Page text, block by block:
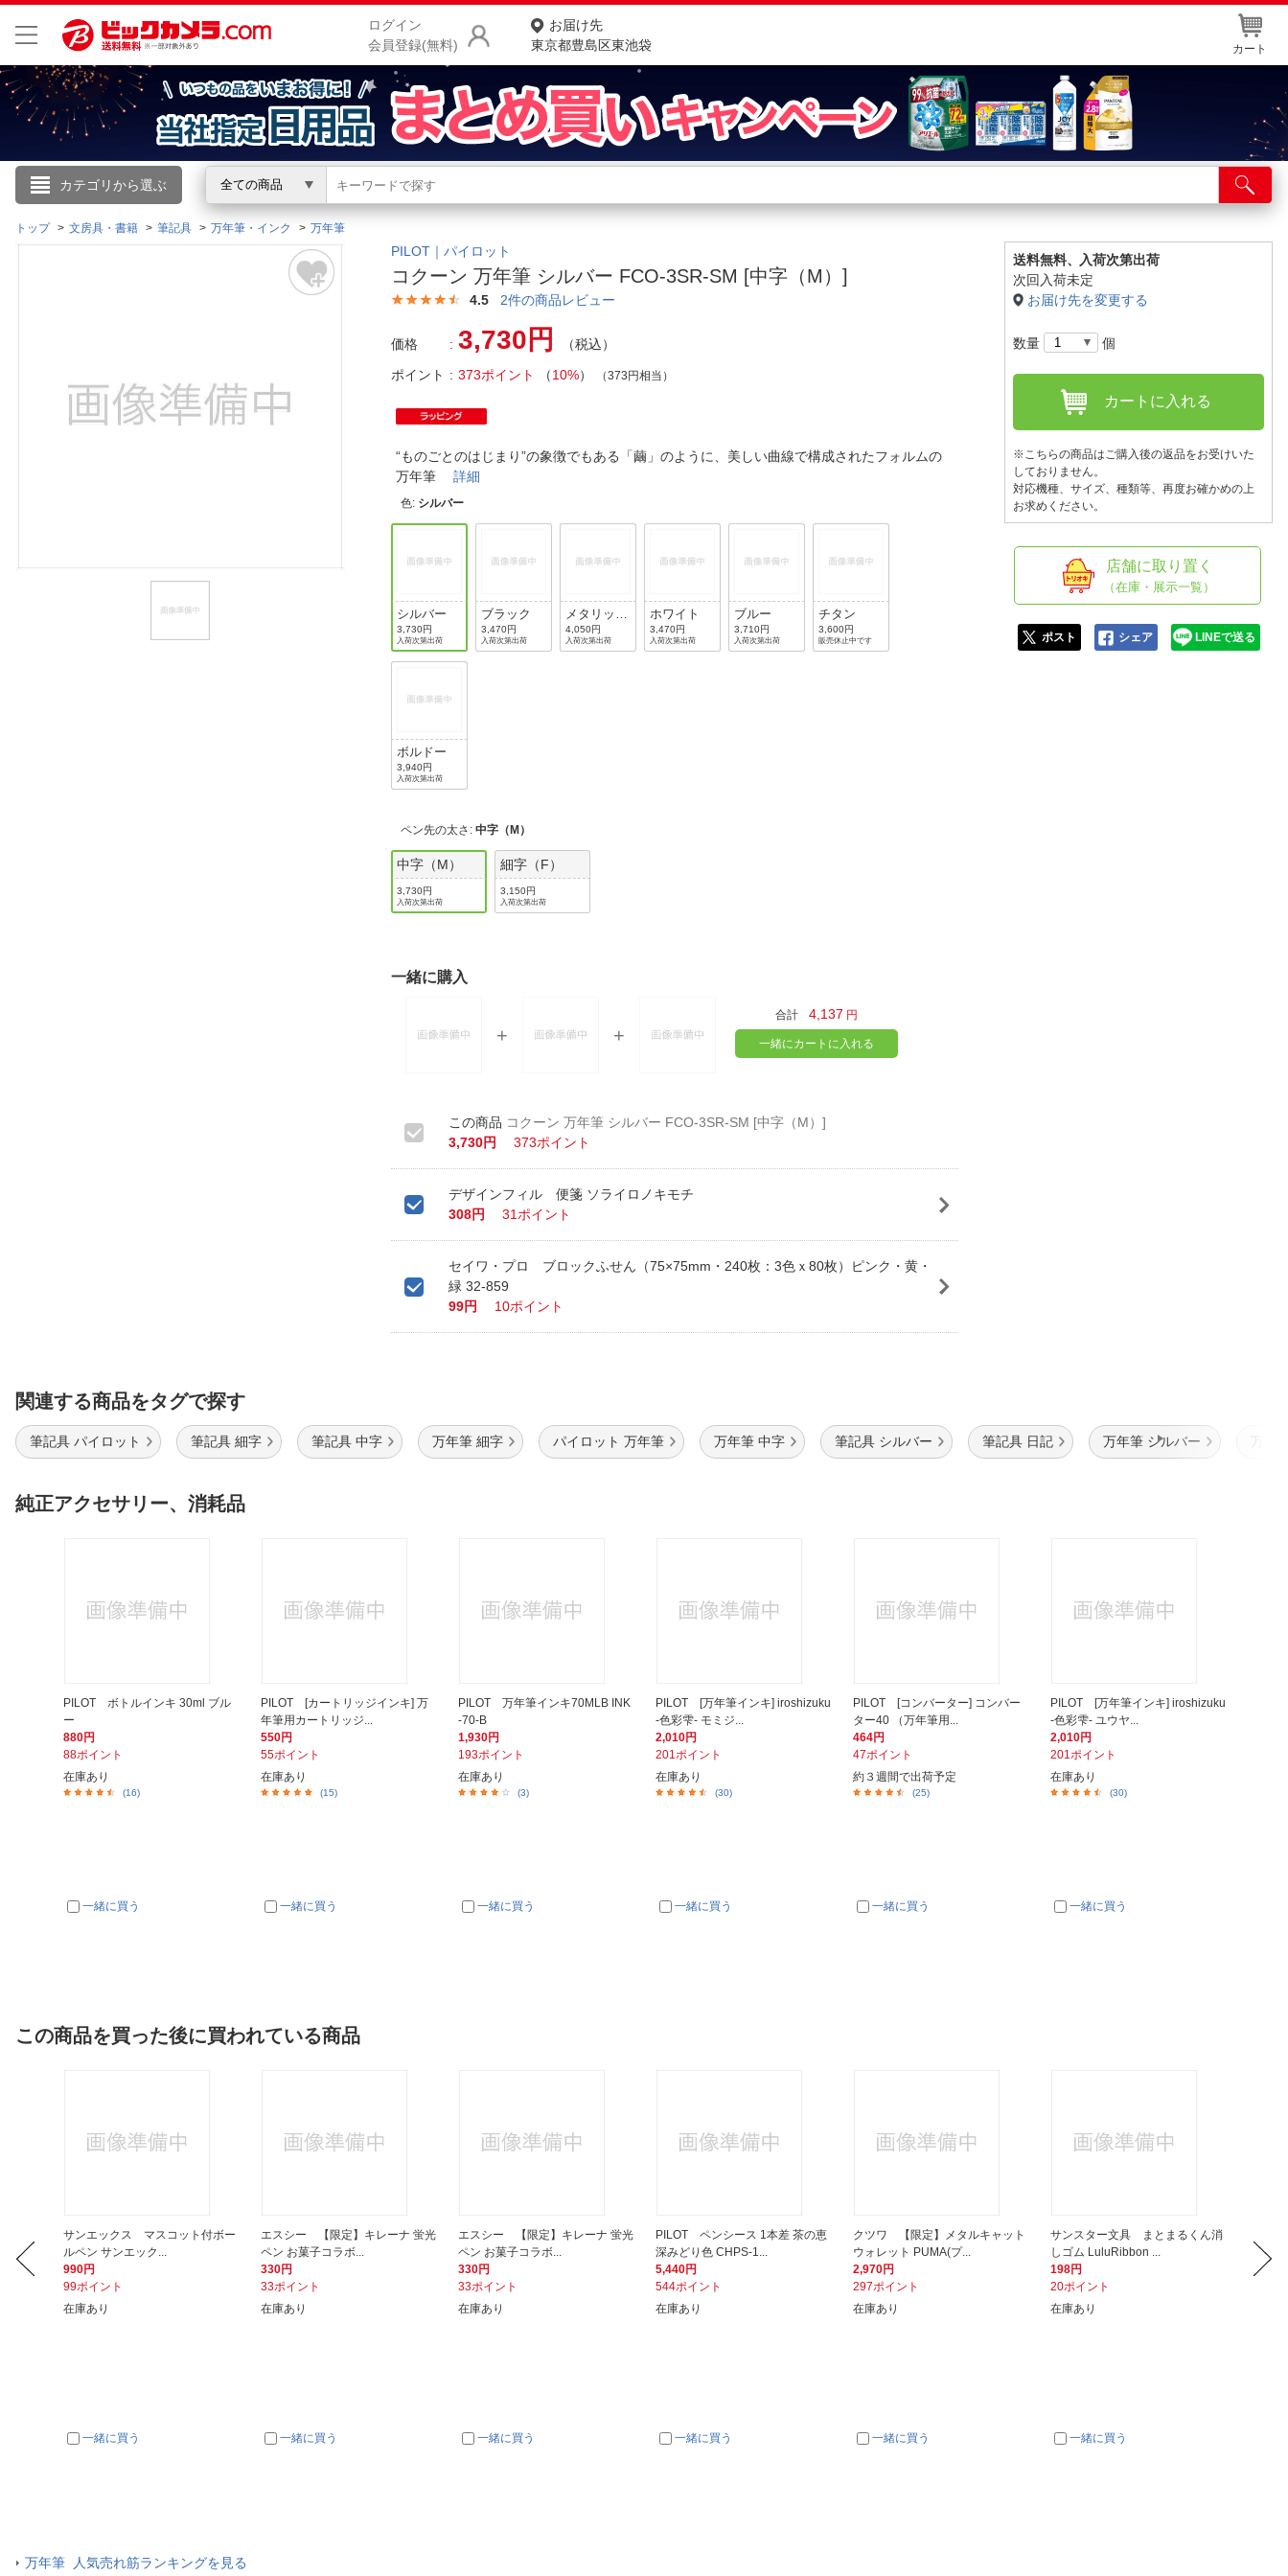
ログイン
会員登録(無料)
お届け先
東京都豊島区東池袋
カート
カテゴリから選ぶ 全ての商品
こんにちは
ログイン
閲覧履歴
商品をさがす
ランキングからさがす
カテゴリ一覧からさがす
お客様サポート
店舗サービス
ネット取り置き
店舗情報・店舗一覧
IR情報
トップ 文房具・書籍 筆記具 万年筆・インク 万年筆
PILOT｜パイロット
コクーン 万年筆 シルバー FCO-3SR-SM [中字（M）]
4.5 2件の商品レビュー
価格 3,730円
（税込）
ポイント
373ポイント （10%） （373円相当）
“ものごとのはじまり”の象徴でもある「繭」のように、美しい曲線で構成されたフォルムの
万年筆詳細
色: シルバー
シルバー
3,730円
入荷次第出荷
ブラック
3,470円
入荷次第出荷
メタリック
グレー
4,050円
入荷次第出荷
ホワイト
3,470円
入荷次第出荷
ブルー
3,710円
入荷次第出荷
チタン
3,600円
販売休止中です
ボルドー
3,940円
入荷次第出荷
ペン先の太さ :中字（M）
中字（M）
3,730円
入荷次第出荷
細字（F）
3,150円
入荷次第出荷
一緒に購入
合計 4,137 円
一緒にカートに入れる
コクーン 万年筆 シルバー FCO-3SR-SM [中字（M）]
3,730円
373ポイント
デザインフィル 便箋 ソライロノキモチ
308円
31ポイント
セイワ・プロ ブロックふせん（75×75mm・240枚：3色ｘ80枚）ピンク・黄・
緑 32-859
99円
10ポイント
送料無料、
入荷次第出荷
次回入荷未定
お届け先を変更する
数量 個
カートに入れる
※こちらの商品はご購入後の返品をお受けいた
しておりません。
対応機種、サイズ、種類等、再度お確かめの上
お求めください。
店舗に取り置く
（在庫・展示一覧）
ポスト シェア LINEで送る
関連する商品をタグで探す
筆記具 パイロット 筆記具 細字 筆記具 中字 万年筆 細字 パイロット 万年筆 万年筆 中字 筆記具 シルバー 筆記具 日記 万年筆 シルバー
純正アクセサリー、消耗品
PILOT ボトルインキ 30ml ブル
ー
880円
88ポイント
在庫あり
(16)
一緒に買う
PILOT [カートリッジインキ] 万
年筆用カートリッジ...
550円
55ポイント
在庫あり
(15)
一緒に買う
PILOT 万年筆インキ70MLB INK
-70-B
1,930円
193ポイント
在庫あり
(3)
一緒に買う
PILOT [万年筆インキ] iroshizuku
-色彩雫- モミジ...
2,010円
201ポイント
在庫あり
(30)
一緒に買う
PILOT [コンバーター] コンバー
ター40 （万年筆用...
464円
47ポイント
約３週間で出荷予定
(25)
一緒に買う
PILOT [万年筆インキ] iroshizuku
-色彩雫- ユウヤ...
2,010円
201ポイント
在庫あり
(30)
一緒に買う
この商品を買った後に買われている商品
サンエックス マスコット付ボー
ルペン サンエック...
990円
99ポイント
在庫あり
一緒に買う
エスシー 【限定】キレーナ 蛍光
ペン お菓子コラボ...
330円
33ポイント
在庫あり
一緒に買う
エスシー 【限定】キレーナ 蛍光
ペン お菓子コラボ...
330円
33ポイント
在庫あり
一緒に買う
PILOT ペンシース 1本差 茶の恵
深みどり色 CHPS-1...
5,440円
544ポイント
在庫あり
一緒に買う
クツワ 【限定】メタルキャット
ウォレット PUMA(プ...
2,970円
297ポイント
在庫あり
一緒に買う
サンスター文具 まとまるくん消
しゴム LuluRibbon ...
198円
20ポイント
在庫あり
一緒に買う
ター
3,850円
万年筆 人気売れ筋ランキングを見る